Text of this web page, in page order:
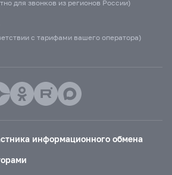
для звонков из регионов России)
с тарифами вашего оператора)
информационного обмена